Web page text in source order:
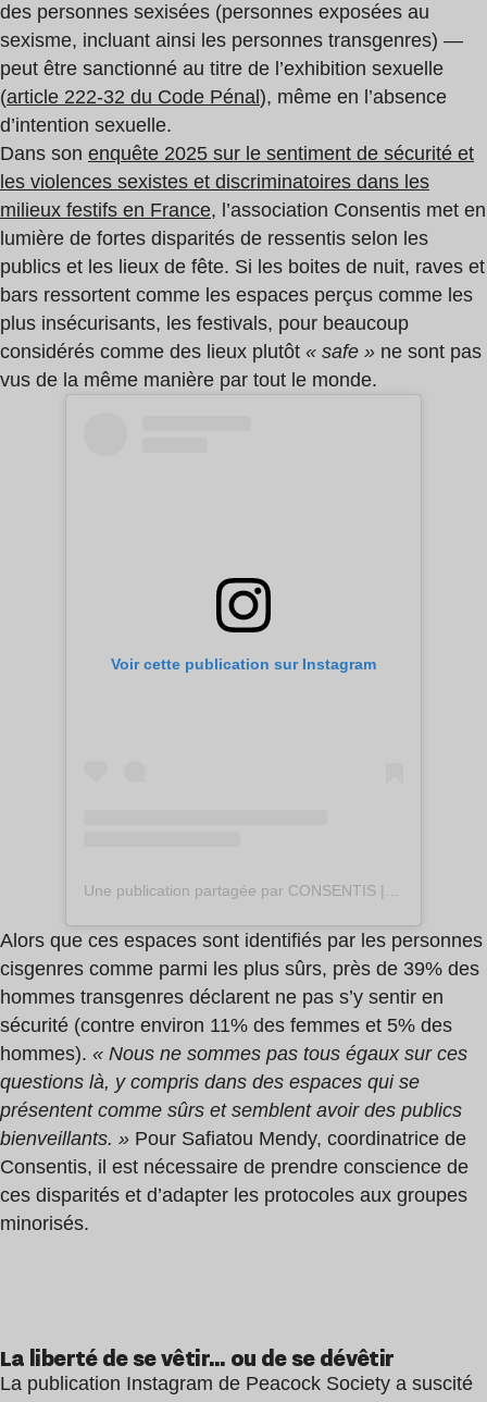
des personnes sexisées (personnes exposées au
sexisme, incluant ainsi les personnes transgenres) —
peut être sanctionné au titre de l’exhibition sexuelle
(article 222-32 du Code Pénal ), même en l’absence
d’intention sexuelle.
Dans son enquête 2025 sur le sentiment de sécurité et
les violences sexistes et discriminatoires dans les
milieux festifs en France, l’association Consentis met en
lumière de fortes disparités de ressentis selon les
publics et les lieux de fête. Si les boites de nuit, raves et
bars ressortent comme les espaces perçus comme les
plus insécurisants, les festivals, pour beaucoup
considérés comme des lieux plutôt « safe » ne sont pas
vus de la même manière par tout le monde.
Voir cette publication sur Instagram
Alors que ces espaces sont identifiés par les personnes
cisgenres comme parmi les plus sûrs, près de 39% des
hommes transgenres déclarent ne pas s’y sentir en
sécurité (contre environ 11% des femmes et 5% des
hommes). « Nous ne sommes pas tous égaux sur ces
questions là, y compris dans des espaces qui se
présentent comme sûrs et semblent avoir des publics
bienveillants. » Pour Safiatou Mendy, coordinatrice de
Consentis, il est nécessaire de prendre conscience de
ces disparités et d’adapter les protocoles aux groupes
minorisés.
La liberté de se vêtir… ou de se dévêtir
La publication Instagram de Peacock Society a suscité